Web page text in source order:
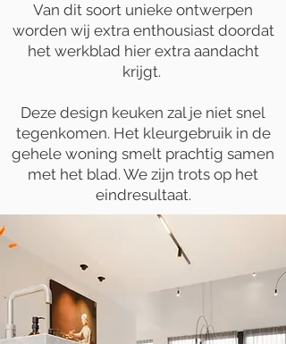
Van dit soort unieke ontwerpen
worden wij extra enthousiast doordat
het werkblad hier extra aandacht
krijgt.
Deze design keuken zal je niet snel
tegenkomen. Het kleurgebruik in de
gehele woning smelt prachtig samen
met het blad. We zijn trots op het
eindresultaat.